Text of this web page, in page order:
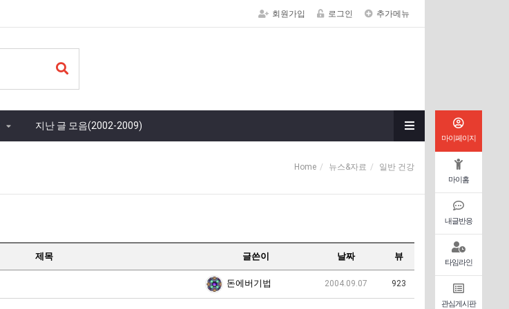
회원가입 로그인 추가메뉴
지난 글 모음(2002-2009)
Home 뉴스&자료 일반 건강
마이페이지
마이홈
내글반응
타임라인
관심게시판
제목 글쓴이 날짜 뷰
돈에버기법 2004.09.07 923